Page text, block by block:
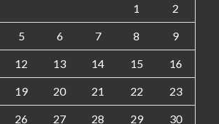
1 2
5 6 7 8 9
12 13 14 15 16
19 20 21 22 23
26 27 28 29 30